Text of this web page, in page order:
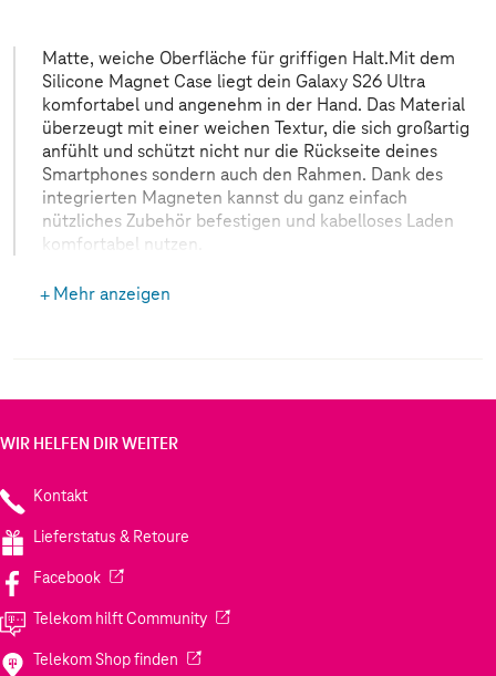
Matte, weiche Oberfläche für griffigen Halt.Mit dem
Silicone Magnet Case liegt dein Galaxy S26 Ultra
komfortabel und angenehm in der Hand. Das Material
überzeugt mit einer weichen Textur, die sich großartig
anfühlt und schützt nicht nur die Rückseite deines
Smartphones sondern auch den Rahmen. Dank des
integrierten Magneten kannst du ganz einfach
nützliches Zubehör befestigen und kabelloses Laden
komfortabel nutzen.
Mehr anzeigen
WIR HELFEN DIR WEITER
Kontakt
Lieferstatus & Retoure
Facebook(Wird in einem neuen Tab geöffnet)
Telekom hilft Community(Wird in einem neuen Tab geöffnet)
Telekom Shop finden (Wird in einem neuen Tab geöffnet)